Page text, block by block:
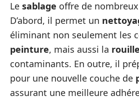
Le sablage offre de nombreux
D’abord, il permet un
éliminant non seulement les
peinture, mais aussi la rouille
contaminants. En outre, il
pour une nouvelle couche de
assurant une meilleure